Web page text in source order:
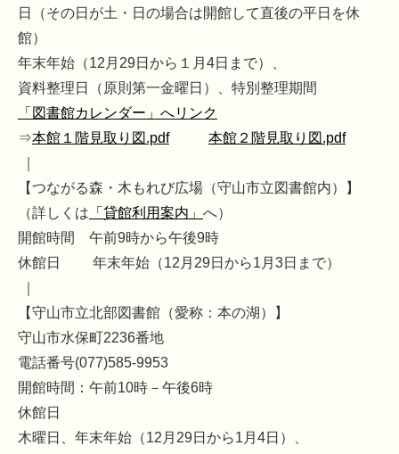
日（その日が土・日の場合は開館して直後の平日を休
館）
年末年始（12月29日から１月4日まで）、
資料整理日（原則第一金曜日）、特別整理期間
「図書館カレンダー」へリンク
⇒本館１階見取り図.pdf
本館２階見取り図.pdf
【つながる森・木もれび広場（守山市立図書館内）】
（詳しくは 「貸館利用案内」 へ）
開館時間 午前9時から午後9時
休館日 年末年始（12月29日から1月3日まで）
【守山市立北部図書館（愛称：本の湖）】
守山市水保町2236番地
電話番号(077)585-9953
開館時間：午前10時－午後6時
休館日
木曜日、年末年始（12月29日から1月4日）、